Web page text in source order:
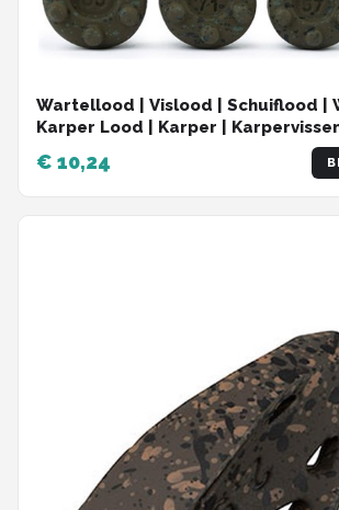
Wartellood | Vislood | Schuiflood |
Karper Lood | Karper |
€ 10,24